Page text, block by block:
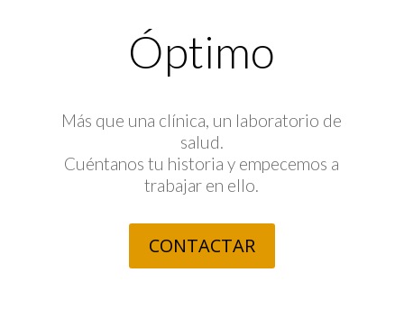
Óptimo
Más que una clínica, un laboratorio de
salud.
Cuéntanos tu historia y empecemos a
trabajar en ello.
CONTACTAR